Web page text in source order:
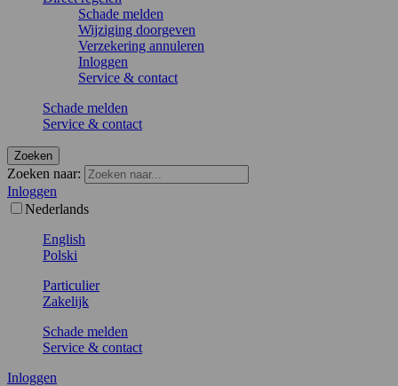
Schade melden
Wijziging doorgeven
Verzekering annuleren
Inloggen
Service & contact
Schade melden
Service & contact
Zoeken
Zoeken naar:
Inloggen
Nederlands
English
Polski
Particulier
Zakelijk
Schade melden
Service & contact
Inloggen